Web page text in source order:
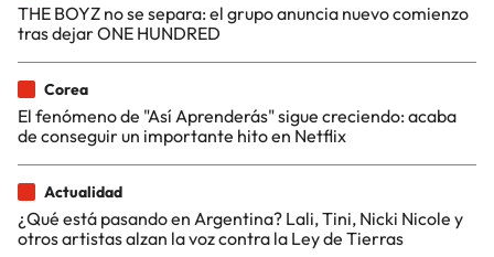
THE BOYZ no se separa: el grupo anuncia nuevo comienzo
tras dejar ONE HUNDRED
Corea
El fenómeno de "Así Aprenderás" sigue creciendo: acaba
de conseguir un importante hito en Netflix
Actualidad
¿Qué está pasando en Argentina? Lali, Tini, Nicki Nicole y
otros artistas alzan la voz contra la Ley de Tierras